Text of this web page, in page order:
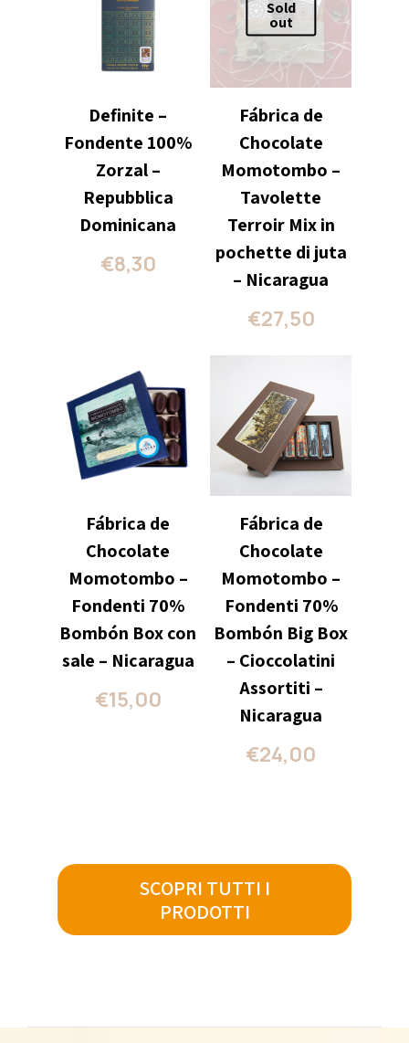
Definite –
Fondente 100%
Zorzal –
Repubblica
Dominicana
€8,30
Sold
out
Fábrica de
Chocolate
Momotombo –
Tavolette
Terroir Mix in
pochette di juta
– Nicaragua
€27,50
Fábrica de
Chocolate
Momotombo –
Fondenti 70%
Bombón Box con
sale – Nicaragua
€15,00
Fábrica de
Chocolate
Momotombo –
Fondenti 70%
Bombón Big Box
– Cioccolatini
Assortiti –
Nicaragua
€24,00
SCOPRI TUTTI I
PRODOTTI